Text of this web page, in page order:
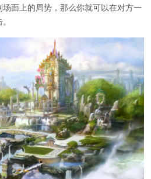
面上的局势，那么你就可以在对方一